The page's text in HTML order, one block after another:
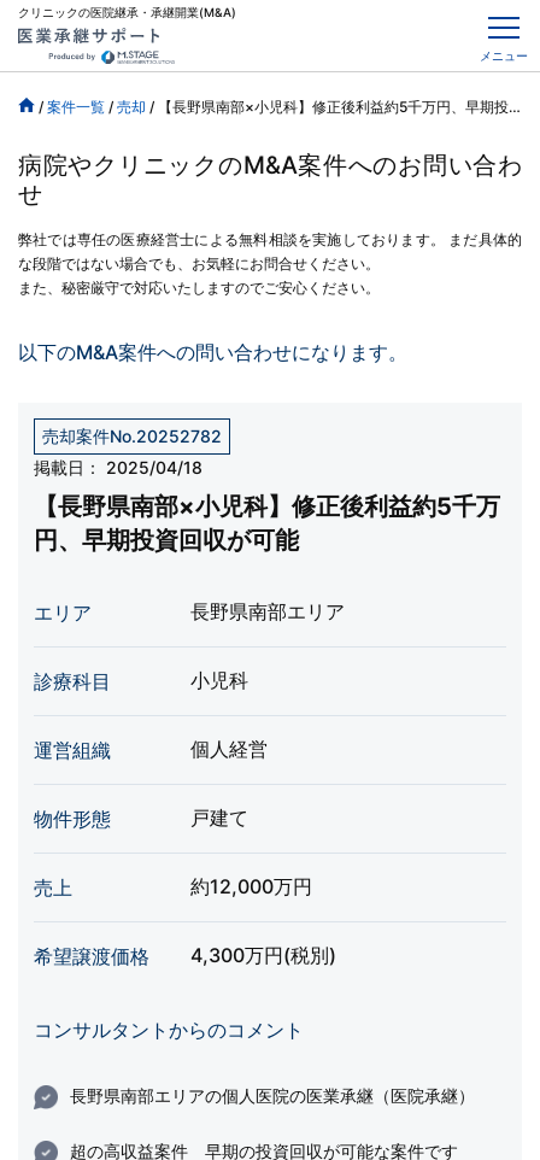
クリニックの医院継承・承継開業(M&A)
メニュー
/ 案件一覧 / 売却 / 【長野県南部×小児科】修正後利益約5千万円、早期投資回収が可能
病院やクリニックのM&A案件へのお問い合わ
せ
弊社では専任の医療経営士による無料相談を実施しております。
まだ具体的
な段階ではない場合でも、お気軽にお問合せください。
また、秘密厳守で対応いたしますのでご安心ください。
以下のM&A案件への問い合わせになります。
売却案件No.20252782
掲載日：
2025/04/18
【長野県南部×小児科】修正後利益約5千万
円、早期投資回収が可能
エリア 長野県南部エリア
診療科目 小児科
運営組織 個人経営
物件形態 戸建て
売上 約12,000万円
希望譲渡価格 4,300万円(税別)
コンサルタントからのコメント
長野県南部エリアの個人医院の医業承継（医院承継）
超の高収益案件 早期の投資回収が可能な案件です